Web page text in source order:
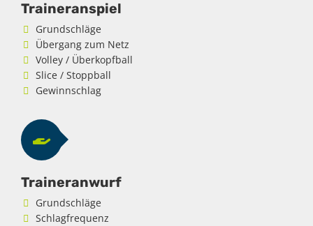
Traineranspiel
Grundschläge
Übergang zum Netz
Volley / Überkopfball
Slice / Stoppball
Gewinnschlag
Traineranwurf
Grundschläge
Schlagfrequenz